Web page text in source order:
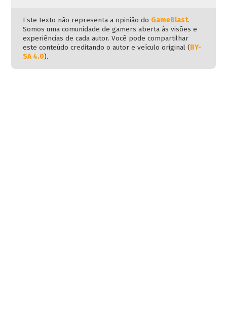
Este texto não representa a opinião do GameBlast.
Somos uma comunidade de gamers aberta às visões e
experiências de cada autor. Você pode compartilhar
este conteúdo creditando o autor e veículo original (BY-
SA 4.0).